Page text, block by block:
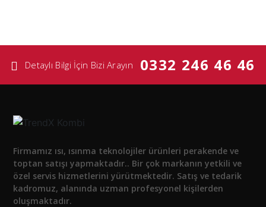
Detaylı Bilgi İçin Bizi Arayın 0332 246 46 46
Firmamız ısı, ısınma teknolojiler ürünleri perakende ve
toptan satışı yapmaktadır.. Bir çok markanın yetkili ve
özel servis hizmetlerini yürütmektedir. Satış ve tedarik
kadromuz, alanında uzman profesyonel kişilerden
oluşmaktadır.